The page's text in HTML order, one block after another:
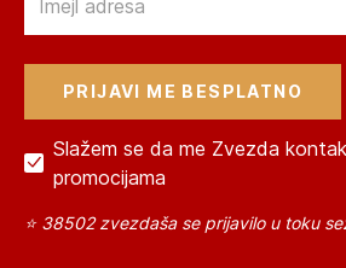
Slažem se da me Zvezda
promocijama
⭐ 38502 zvezdaša se prijavilo u toku